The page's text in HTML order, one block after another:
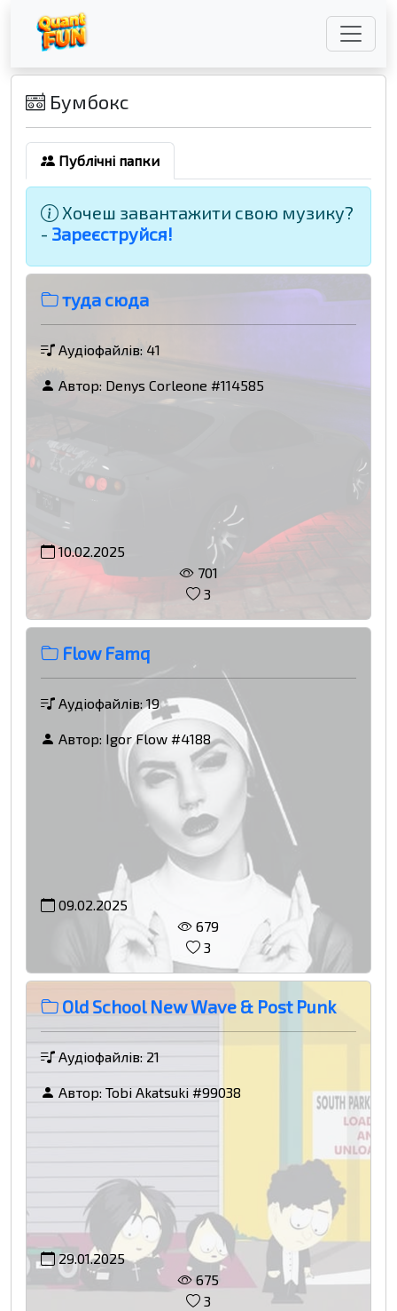
Бумбокс
Публічні папки
Хочеш завантажити свою музику?
- Зареєструйся!
туда сюда
Аудіофайлів: 41
Автор: Denys Corleone #114585
10.02.2025
701
3
Flow Famq
Аудіофайлів: 19
Автор: Igor Flow #4188
09.02.2025
679
3
Old School New Wave & Post Punk
Аудіофайлів: 21
Автор: Tobi Akatsuki #99038
29.01.2025
675
3